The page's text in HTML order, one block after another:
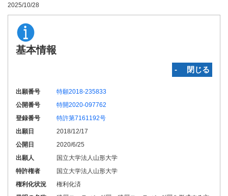
2025/10/28
基本情報
‐ 閉じる
出願番号
特願2018-235833
公開番号
特開2020-097762
登録番号
特許第7161192号
出願日
2018/12/17
公開日
2020/6/25
出願人
国立大学法人山形大学
特許権者
国立大学法人山形大学
権利化状況
権利化済